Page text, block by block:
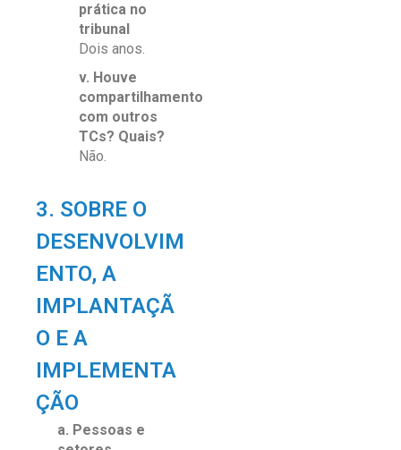
prática no
tribunal
Dois anos.
v. Houve
compartilhamento
com outros
TCs? Quais?
Não.
3. SOBRE O
DESENVOLVIM
ENTO, A
IMPLANTAÇÃ
O E A
IMPLEMENTA
ÇÃO
a. Pessoas e